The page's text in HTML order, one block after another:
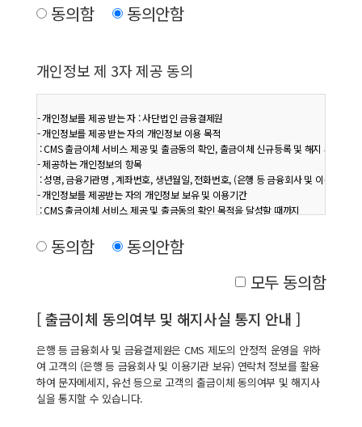
동의함 동의안함
개인정보 제 3자 제공 동의
- 개인정보를 제공 받는 자 : 사단법인 금융결제원
- 개인정보를 제공 받는 자의 개인정보 이용 목적
: CMS 출금이체 서비스 제공 및 출금동의 확인, 출금이체 신규등록 및 해지 사실 통지
- 제공하는 개인정보의 항목
: 성명, 금융기관명 , 계좌번호, 생년월일, 전화번호, (은행 등 금융회사 및 이용기관
- 개인정보를 제공받는 자의 개인정보 보유 및 이용기간
: CMS 출금이체 서비스 제공 및 출금동의 확인 목적을 달성할 때까지
동의함
동의안함
모두 동의함
[ 출금이체 동의여부 및 해지사실 통지 안내 ]
은행 등 금융회사 및 금융결제원은 CMS 제도의 안정적 운영을 위하
여 고객의 (은행 등 금융회사 및 이용기관 보유) 연락처 정보를 활용
하여 문자메세지, 유선 등으로 고객의 출금이체 동의여부 및 해지사
실을 통지할 수 있습니다.